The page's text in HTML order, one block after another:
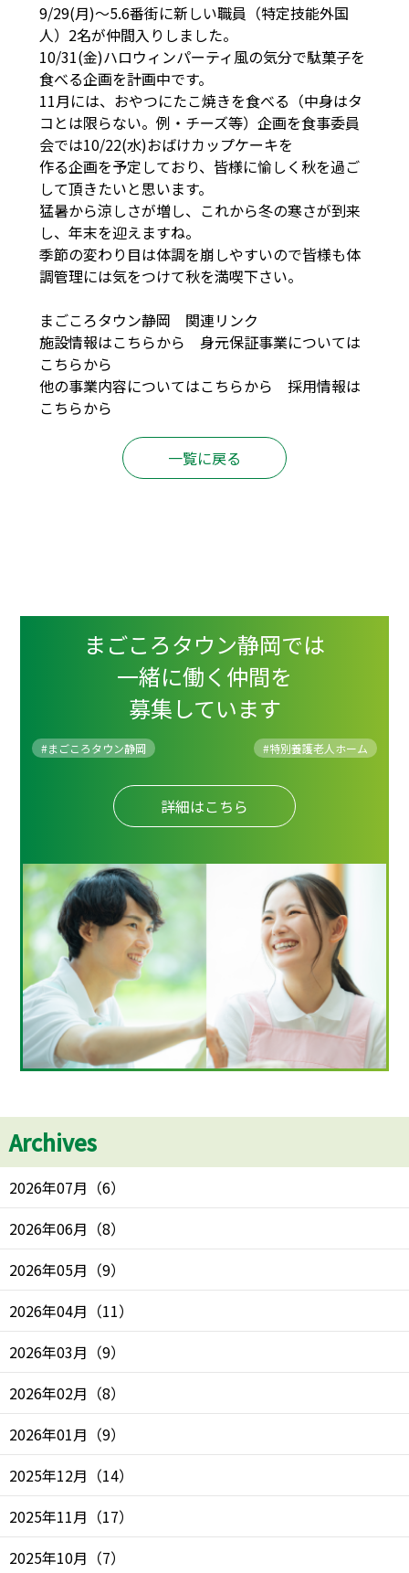
9/29(月)～5.6番街に新しい職員（特定技能外国
人）2名が仲間入りしました。
10/31(金)ハロウィンパーティ風の気分で駄菓子を
食べる企画を計画中です。
11月には、おやつにたこ焼きを食べる（中身はタ
コとは限らない。例・チーズ等）企画を食事委員
会では10/22(水)おばけカップケーキを
作る企画を予定しており、皆様に愉しく秋を過ご
して頂きたいと思います。
猛暑から涼しさが増し、これから冬の寒さが到来
し、年末を迎えますね。
季節の変わり目は体調を崩しやすいので皆様も体
調管理には気をつけて秋を満喫下さい。
まごころタウン静岡 関連リンク
施設情報はこちらから 身元保証事業については
こちらから
他の事業内容についてはこちらから 採用情報は
こちらから
一覧に戻る
まごころタウン静岡では
一緒に働く仲間を
募集しています
#まごころタウン静岡 #特別養護老人ホーム
詳細はこちら
Archives
2026年07月 （6）
2026年06月 （8）
2026年05月 （9）
2026年04月 （11）
2026年03月 （9）
2026年02月 （8）
2026年01月 （9）
2025年12月 （14）
2025年11月 （17）
2025年10月 （7）